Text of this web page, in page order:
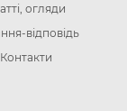
огляди
відповідь
Контакти